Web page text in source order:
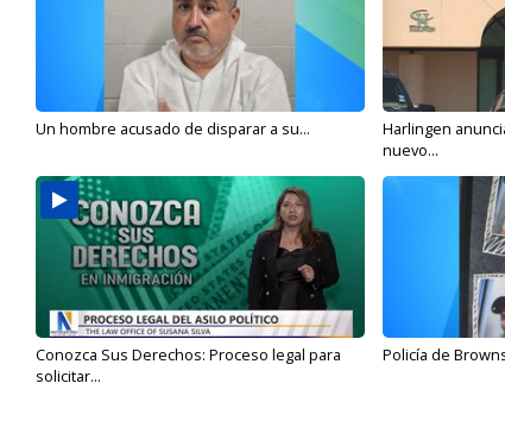
Un hombre acusado de disparar a su...
Harlingen
nuevo...
Conozca Sus Derechos: Proceso legal para
solicitar...
Policía de